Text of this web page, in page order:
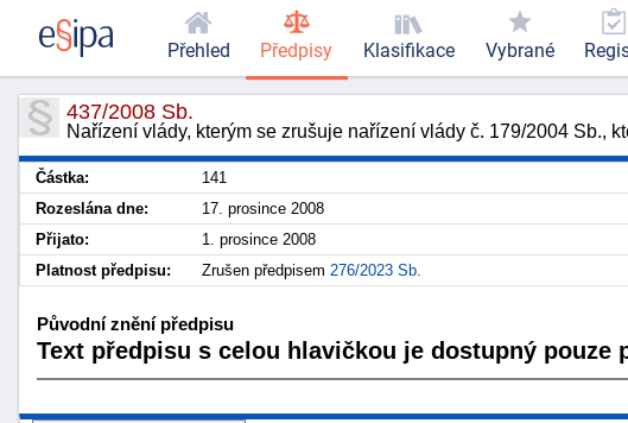
437/2008 Sb.
Nařízení vlády, kterým se zrušuje nařízení vlády č. 179/2004 Sb.,
Částka: 141
Rozeslána dne:
17. prosince 2008
Přijato:
1. prosince 2008
Platnost předpisu:
Zrušen předpisem 276/2023 Sb.
Původní znění předpisu
Text předpisu s celou hlavičkou je dostupný pouze
Přehled Předpisy Klasifikace Vybrané